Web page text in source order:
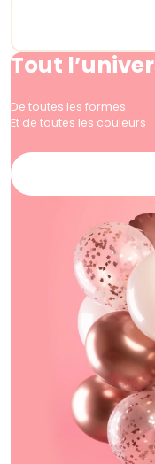
Tout
De toutes les formes
Et de toutes les couleurs